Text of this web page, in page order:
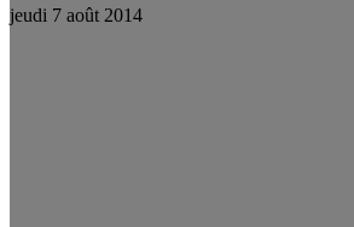
jeudi 7 août 2014